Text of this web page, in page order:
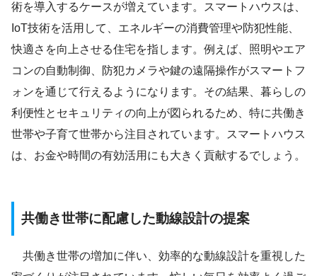
術を導入するケースが増えています。スマートハウスは、
IoT技術を活用して、エネルギーの消費管理や防犯性能、
快適さを向上させる住宅を指します。例えば、照明やエア
コンの自動制御、防犯カメラや鍵の遠隔操作がスマートフ
ォンを通じて行えるようになります。その結果、暮らしの
利便性とセキュリティの向上が図られるため、特に共働き
世帯や子育て世帯から注目されています。スマートハウス
は、お金や時間の有効活用にも大きく貢献するでしょう。
共働き世帯に配慮した動線設計の提案
共働き世帯の増加に伴い、効率的な動線設計を重視した